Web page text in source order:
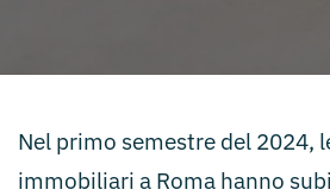
Nel primo semestre del 2024,
immobiliari a Roma hanno